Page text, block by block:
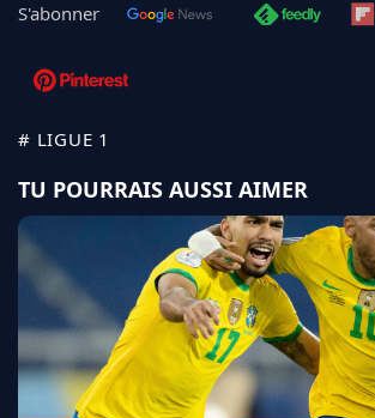
S'abonner
# LIGUE 1
TU POURRAIS AUSSI AIMER